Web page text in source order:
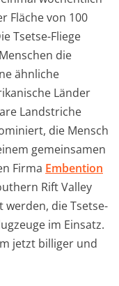
Fläche von 100
Tsetse-Fliege
die
ähnliche
Länder
Landstriche
die Mensch
gemeinsamen
Firma Embention
Rift Valley
werden, die Tsetse-
im Einsatz.
jetzt billiger und